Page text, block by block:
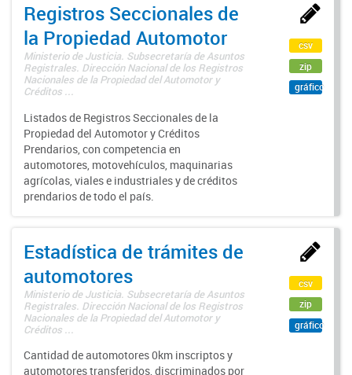
Registros Seccionales de
la Propiedad Automotor
Ministerio de Justicia. Subsecretaría de Asuntos
Registrales. Dirección Nacional de los Registros
Nacionales de la Propiedad del Automotor y
Créditos ...
Listados de Registros Seccionales de la
Propiedad del Automotor y Créditos
Prendarios, con competencia en
automotores, motovehículos, maquinarias
agrícolas, viales e industriales y de créditos
prendarios de todo el país.
csv
zip
gráfico
Estadística de trámites de
automotores
Ministerio de Justicia. Subsecretaría de Asuntos
Registrales. Dirección Nacional de los Registros
Nacionales de la Propiedad del Automotor y
Créditos ...
Cantidad de automotores 0km inscriptos y
automotores transferidos, discriminados por
csv
zip
gráfico